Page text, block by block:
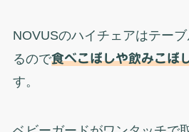
NOVUSのハイチェアはテー
るので食べこぼしや飲みこぼ
す。